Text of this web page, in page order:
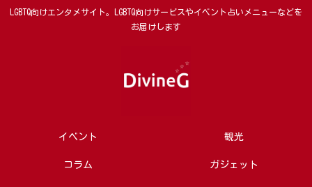
LGBTQ向けエンタメサイト。LGBTQ向けサービスやイベント占いメニューなどを
お届けします
イベント 観光
コラム ガジェット